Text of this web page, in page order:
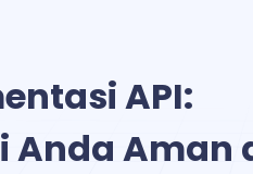
API:
Anda Aman